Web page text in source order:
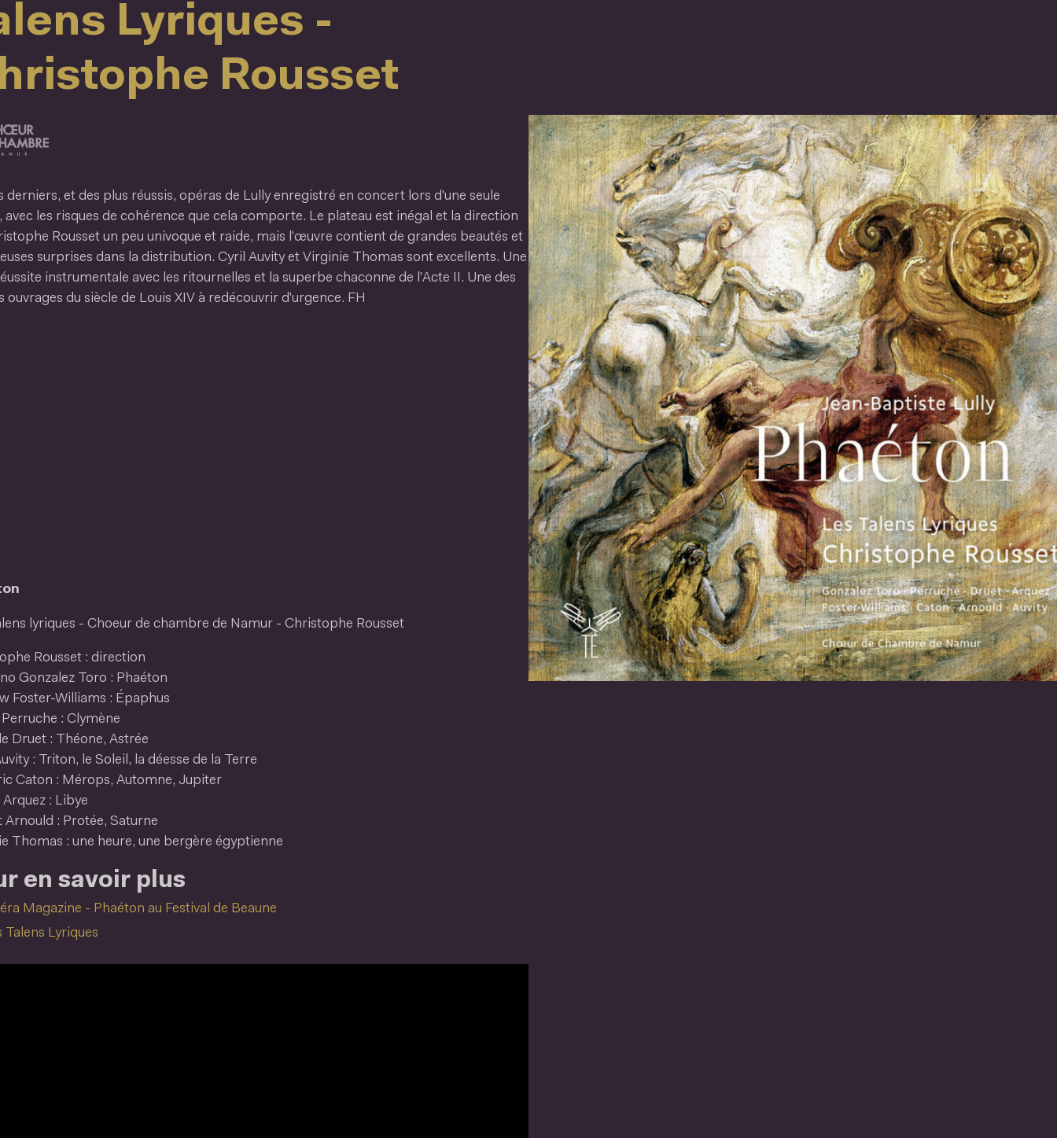
Lyriques -
Rousset
derniers, et des plus réussis, opéras de Lully enregistré en concert lors d'une seule
avec les risques de cohérence que cela comporte. Le plateau est inégal et la direction
Rousset un peu univoque et raide, mais l'œuvre contient de grandes beautés et
surprises dans la distribution. Cyril Auvity et Virginie Thomas sont excellents. Une
instrumentale avec les ritournelles et la superbe chaconne de l'Acte II. Une des
ouvrages du siècle de Louis XIV à redécouvrir d'urgence. FH
lyriques - Choeur de chambre de Namur - Christophe Rousset
Rousset : direction
Gonzalez Toro : Phaéton
Foster-Williams : Épaphus
: Clymène
Druet : Théone, Astrée
: Triton, le Soleil, la déesse de la Terre
Caton : Mérops, Automne, Jupiter
Arquez : Libye
Arnould : Protée, Saturne
Thomas : une heure, une bergère égyptienne
en savoir plus
Magazine - Phaéton au Festival de Beaune
Talens Lyriques